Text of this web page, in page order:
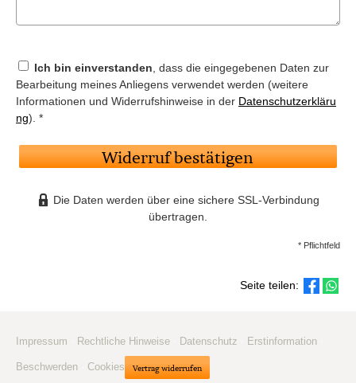
Ich bin einverstanden , dass die eingegebenen Daten zur
Bearbeitung meines Anliegens verwendet werden (weitere
Informationen und Widerrufshinweise in der Datenschutzerkläru
ng). *
Widerruf bestätigen
Die Daten werden über eine sichere SSL-Verbindung
übertragen.
* Pflichtfeld
Seite teilen:
Impressum Rechtliche Hinweise Datenschutz Erstinformation
Beschwerden Cookies Vertrag widerrufen